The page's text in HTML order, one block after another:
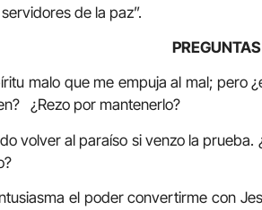
de la paz”.
PREGUNTAS
malo que me empuja al mal; pero
¿Rezo por mantenerlo?
volver al paraíso si venzo la
el poder convertirme con